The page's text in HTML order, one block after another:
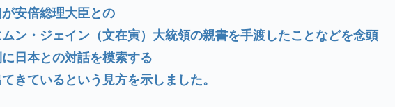
安倍総理大臣との
ン・ジェイン（文在寅）大統領の親書を手渡したことなどを念頭
日本との対話を模索する
きているという見方を示しました。